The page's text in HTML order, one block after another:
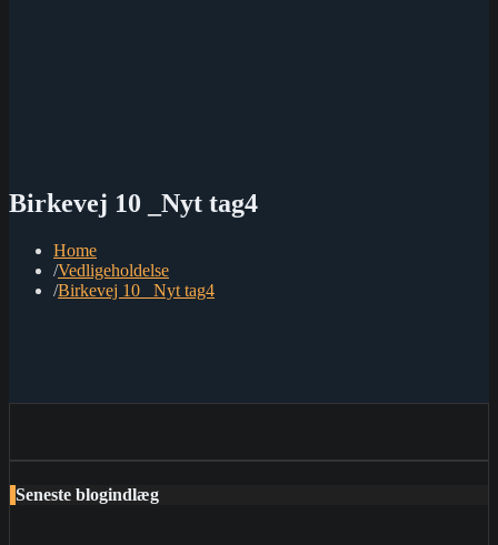
Birkevej 10 _Nyt tag4
Home
Vedligeholdelse
Birkevej 10 _Nyt tag4
Seneste blogindlæg